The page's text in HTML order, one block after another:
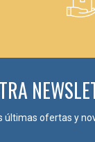
ofertas y